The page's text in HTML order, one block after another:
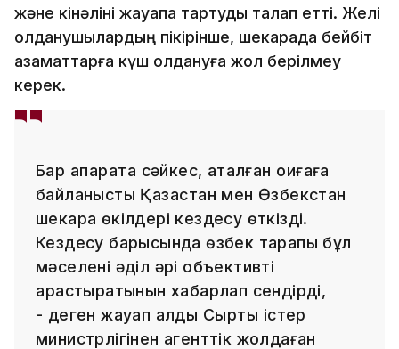
және кінәліні жауапқа тартуды талап етті. Желі
қолданушылардың пікірінше, шекарада бейбіт
азаматтарға күш қолдануға жол берілмеу
керек.
Бар ақпаратқа сәйкес, аталған оқиғаға
байланысты Қазақстан мен Өзбекстан
шекара өкілдері кездесу өткізді.
Кездесу барысында өзбек тарапы бұл
мәселені әділ әрі объективті
қарастыратынын хабарлап сендірді,
- деген жауап алдық Сыртқы істер
министрлігінен агенттік жолдаған